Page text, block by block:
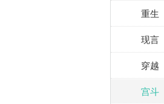
重生
现言
穿越
宫斗